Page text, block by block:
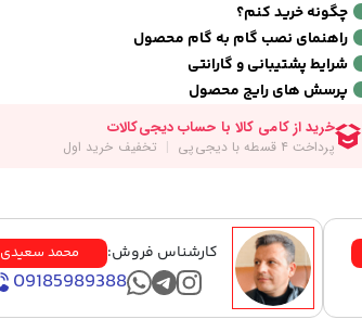
چگونه خرید کنم؟
راهنمای نصب گام به گام محصول
شرایط پشتیبانی و گارانتی
پرسش های رایج محصول
کارشناس فروش: محمد سعیدی
09185989388